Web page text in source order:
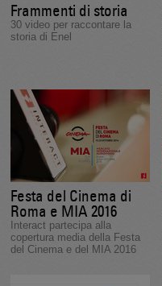
Frammenti di storia
30 video per raccontare la
storia di Enel
Festa del Cinema di
Roma e MIA 2016
Interact partecipa alla
copertura media della Festa
del Cinema e del MIA 2016